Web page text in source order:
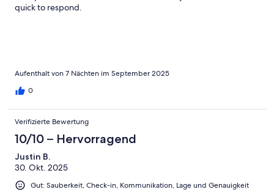
quick to respond.
Aufenthalt von 7 Nächten im September 2025
0
Verifizierte Bewertung
10/10 – Hervorragend
Justin B.
30. Okt. 2025
Gut: Sauberkeit, Check-in, Kommunikation, Lage und Genauigkeit